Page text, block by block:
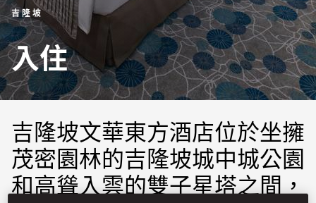
吉隆坡
入住
吉隆坡文華東方酒店位於坐擁
茂密園林的吉隆坡城中城公園
和高聳入雲的雙子星塔之間，